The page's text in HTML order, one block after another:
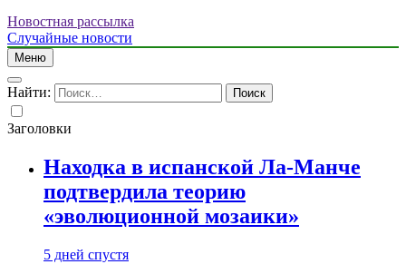
Новостная рассылка
Случайные новости
Меню
Найти:
Заголовки
Находка в испанской Ла-Манче
подтвердила теорию
«эволюционной мозаики»
5 дней спустя